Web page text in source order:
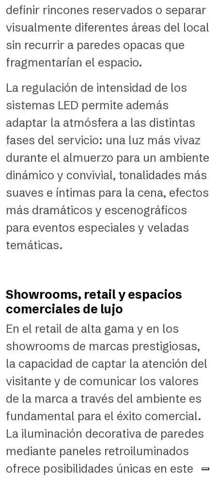
definir rincones reservados o separar
visualmente diferentes áreas del local
sin recurrir a paredes opacas que
fragmentarían el espacio.
La regulación de intensidad de los
sistemas LED permite además
adaptar la atmósfera a las distintas
fases del servicio: una luz más vivaz
durante el almuerzo para un ambiente
dinámico y convivial, tonalidades más
suaves e íntimas para la cena, efectos
más dramáticos y escenográficos
para eventos especiales y veladas
temáticas.
Showrooms, retail y espacios
comerciales de lujo
En el retail de alta gama y en los
showrooms de marcas prestigiosas,
la capacidad de captar la atención del
visitante y de comunicar los valores
de la marca a través del ambiente es
fundamental para el éxito comercial.
La iluminación decorativa de paredes
mediante paneles retroiluminados
ofrece posibilidades únicas en este